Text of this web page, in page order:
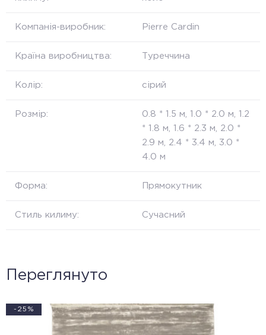
Компанія-виробник: Pierre Cardin
Країна виробництва: Туреччина
Колір: сірий
Розмір:
0.8 * 1.5 м, 1.0 * 2.0 м, 1.2
* 1.8 м, 1.6 * 2.3 м, 2.0 *
2.9 м, 2.4 * 3.4 м, 3.0 *
4.0 м
Форма: Прямокутник
Стиль килиму: Сучасний
Переглянуто
-25%